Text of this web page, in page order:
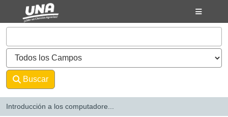
Saltar al contenido
VuFind
Buscar
Introducción a los computadore...